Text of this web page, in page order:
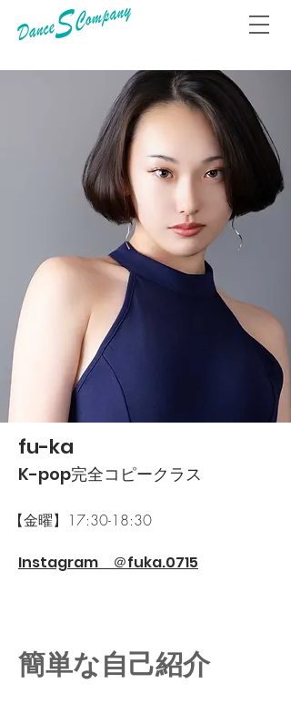
fu-ka
K-pop完全コピークラス
【金曜】 17:30-18:30
Instagram ＠fuka.0715
簡単な自己紹介